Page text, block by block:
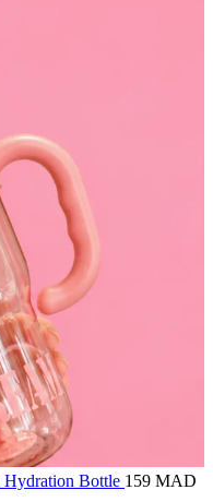
Hydration Bottle 159 MAD